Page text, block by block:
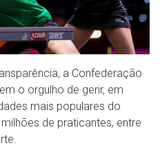
a Confederação
o orgulho de gerir, em
mais populares do
de praticantes, entre